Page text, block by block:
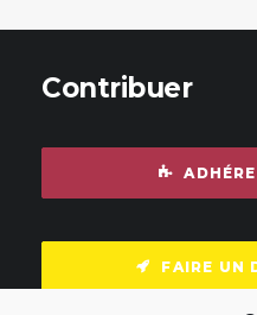
Contribuer
FAIRE UN